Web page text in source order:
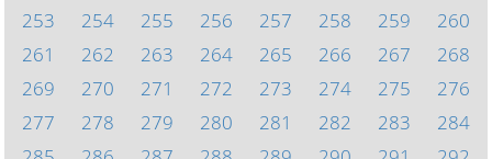
253
254 255 256 257 258 259
260
261
262 263 264 265 266 267
268
269
270 271 272 273 274 275
276
277
278 279 280 281 282 283
284